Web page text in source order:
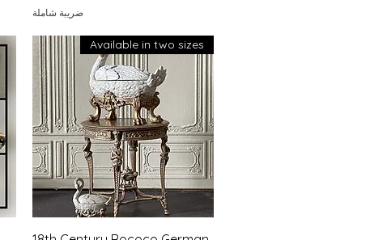
ضريبة شاملة
Available in two sizes